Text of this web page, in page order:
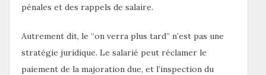
pénales et des rappels de salaire.
Autrement dit, le “on verra plus tard” n’est pas une
stratégie juridique. Le salarié peut réclamer le
paiement de la majoration due, et l’inspection du